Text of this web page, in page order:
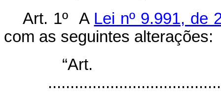
Art. 1º A Lei nº 9.991, de
com as seguintes alterações: